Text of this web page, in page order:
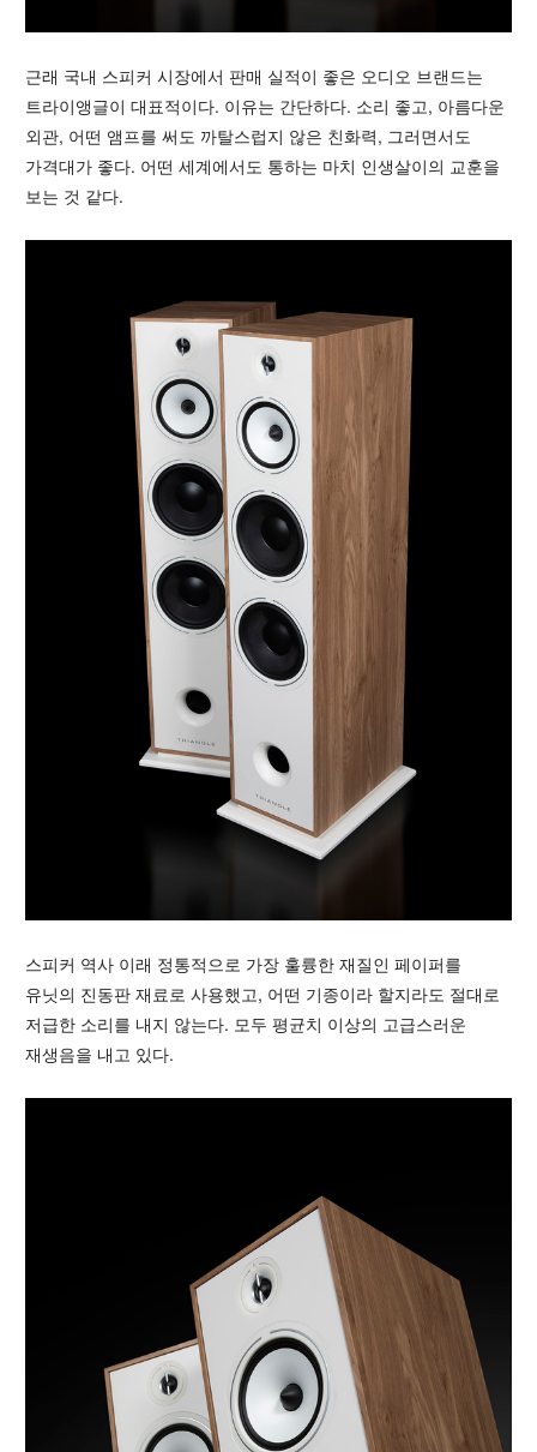
근래 국내 스피커 시장에서 판매 실적이 좋은 오디오 브랜드는
트라이앵글이 대표적이다. 이유는 간단하다. 소리 좋고, 아름다운
외관, 어떤 앰프를 써도 까탈스럽지 않은 친화력, 그러면서도
가격대가 좋다. 어떤 세계에서도 통하는 마치 인생살이의 교훈을
보는 것 같다.
스피커 역사 이래 정통적으로 가장 훌륭한 재질인 페이퍼를
유닛의 진동판 재료로 사용했고, 어떤 기종이라 할지라도 절대로
저급한 소리를 내지 않는다. 모두 평균치 이상의 고급스러운
재생음을 내고 있다.